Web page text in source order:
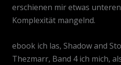
erschienen mir etwas
Komplexität mangelnd.
ebook ich las, Shadow and
Thezmarr, Band 4 ich mich,